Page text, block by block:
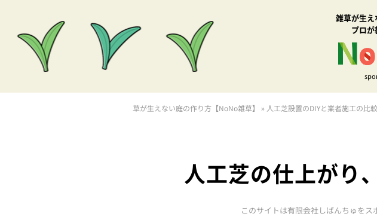
雑草が生
プロ
草が生えない庭の作り方【NoNo雑草】 » 人工芝設置のDIYと業者施工の比
人工芝の仕上がり
このサイトは有限会社しばんちゅをス